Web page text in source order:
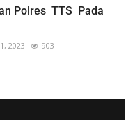
Polres TTS Pada
2023 903